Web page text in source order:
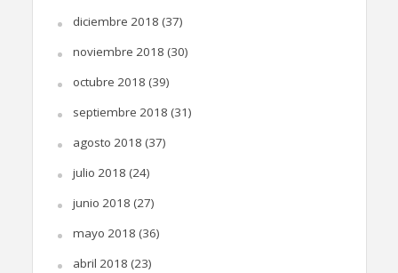
diciembre 2018 (37)
noviembre 2018 (30)
octubre 2018 (39)
septiembre 2018 (31)
agosto 2018 (37)
julio 2018 (24)
junio 2018 (27)
mayo 2018 (36)
abril 2018 (23)